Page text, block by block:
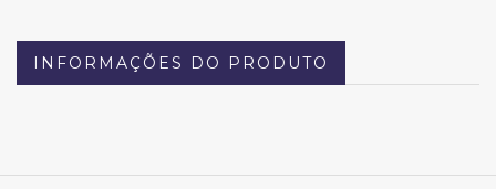
INFORMAÇÕES DO PRODUTO